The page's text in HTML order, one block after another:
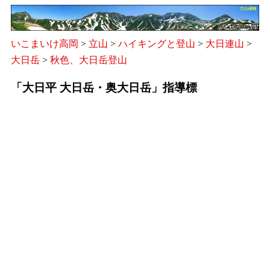
いこまいけ高岡 > 立山 > ハイキングと登山 > 大日連山 >
大日岳 > 秋色、大日岳登山
「大日平 大日岳・奥大日岳」指導標